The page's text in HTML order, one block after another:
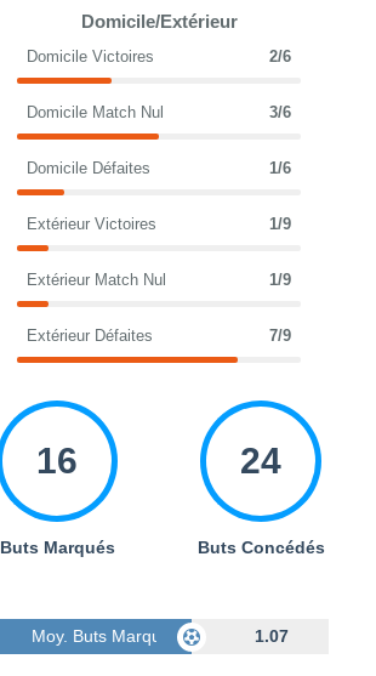
Domicile/Extérieur
Domicile Victoires 2/6
Domicile Match Nul 3/6
Domicile Défaites 1/6
Extérieur Victoires 1/9
Extérieur Match Nul 1/9
Extérieur Défaites 7/9
16
Buts Marqués
24
Buts Concédés
Moy. Buts Marqués 1.07